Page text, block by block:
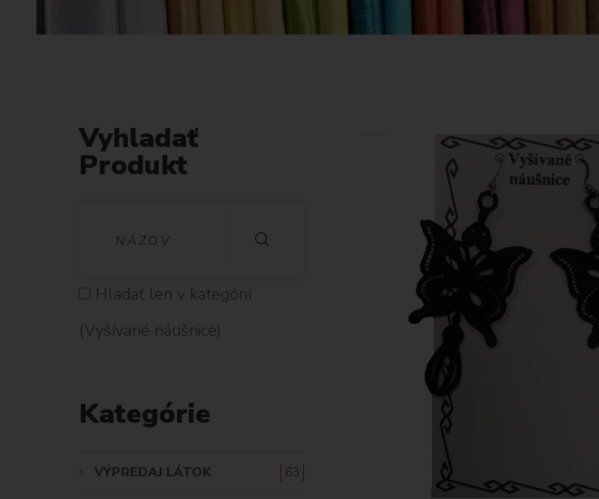
Vyhladať
Produkt
H
L
D
Ť
Hladať len v kategórií
(Vyšívané náušnice)
Kategórie
VÝPREDAJ LÁTOK 63